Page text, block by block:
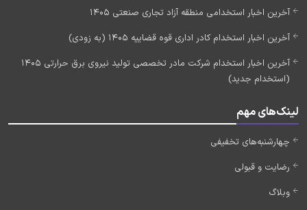
آخرین اخبار استخدامی منطقه آزاد تجاری صنعتی 1405
آخرین اخبار استخدام کادر اداری قوه قضاییه 1405 (به زودی)
آخرین اخبار استخدام شرکت مادر تخصصی تولید نیروی برق حرارتی 1405
(استخدام جدید)
لینک‌های مهم
چهارشنبه‌های تخفیفی
رضایت و قبولی
وبلاگ